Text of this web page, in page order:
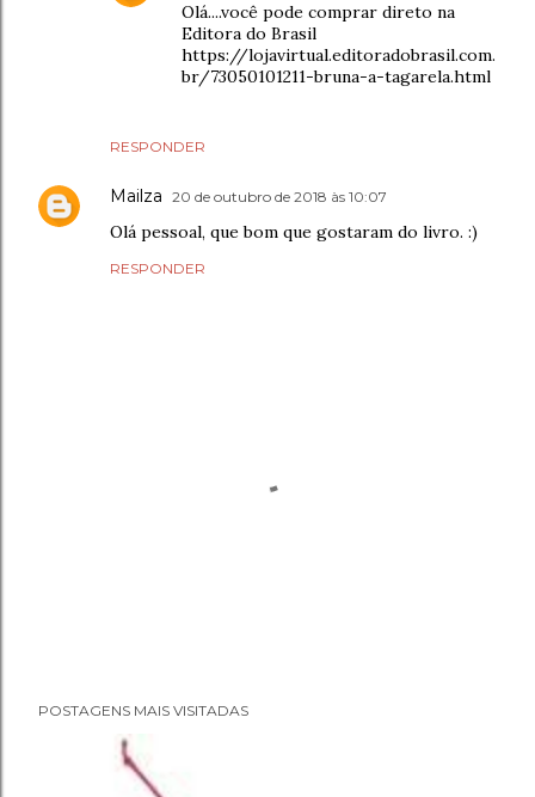
RESPONDER
Olá....você pode comprar direto na
Editora do Brasil
https://lojavirtual.editoradobrasil.com.
br/73050101211-bruna-a-tagarela.html
Mailza 20 de outubro de 2018 às 10:07
Olá pessoal, que bom que gostaram do livro. :)
RESPONDER
o
POSTAGENS MAIS VISITADAS